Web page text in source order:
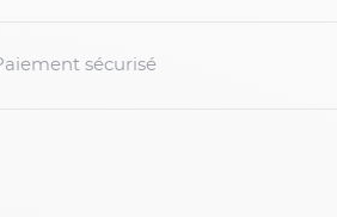
Paiement sécurisé